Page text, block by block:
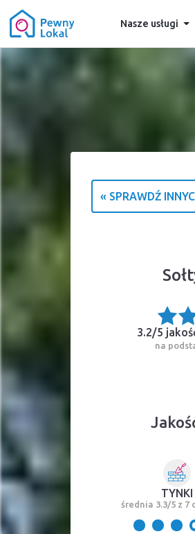
Nasze usługi
« SPRAWDŹ
3.2/5
na
TYNKI
średnia 3.3/5 z 7